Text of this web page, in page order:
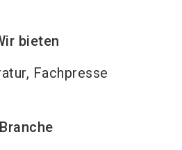
bieten
Fachpresse
Branche